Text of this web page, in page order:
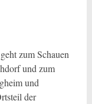
zum Schauen
und zum
und
der